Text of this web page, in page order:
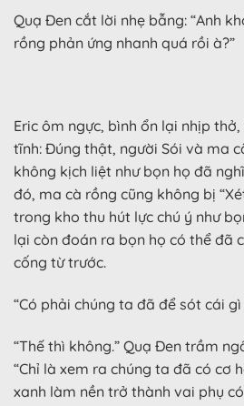
Quạ Đen cắt lời nhẹ bẫng: “Anh
rồng phản ứng nhanh quá rồi à?”
Eric ôm ngực, bình ổn lại nhịp
tĩnh: Đúng thật, người Sói và ma
không kịch liệt như bọn họ đã
đó, ma cà rồng cũng không bị
trong kho thu hút lực chú ý như
lại còn đoán ra bọn họ có thể đã
cống từ trước.
“Có phải chúng ta đã để sót cái gì
“Thế thì không.” Quạ Đen trầm
“Chỉ là xem ra chúng ta đã có cơ
xanh làm nền trở thành vai phụ